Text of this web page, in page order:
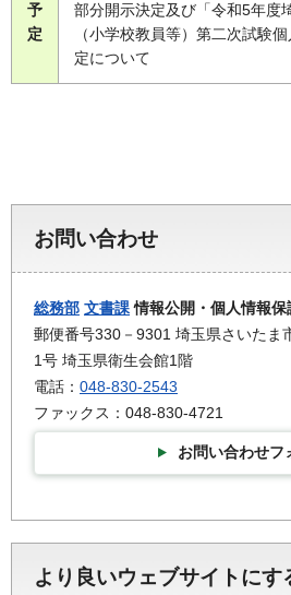
予
定
部分開示決定及び「令和5年度
（小学校教員等）第二次試験
定について
お問い合わせ
総務部 文書課情報公開・個人情報保
郵便番号330－9301 埼玉県さいたま
1号 埼玉県衛生会館1階
電話： 048-830-2543
ファックス：048-830-4721
お問い合わせフ
より良いウェブサイトにす